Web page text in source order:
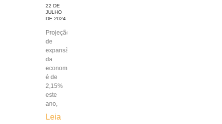
22 DE
JULHO
DE 2024
Projeção
de
expansão
da
economia
é de
2,15%
este
ano,
Leia